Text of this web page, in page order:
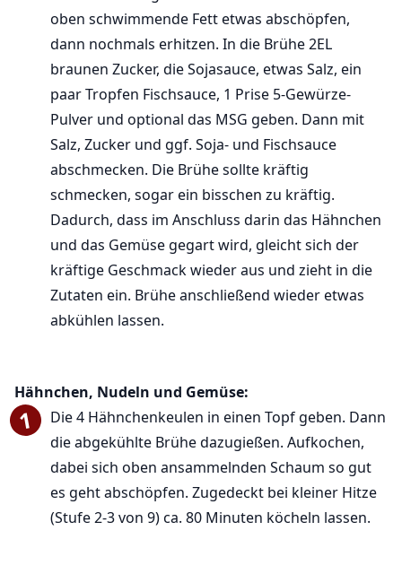
oben schwimmende Fett etwas abschöpfen,
dann nochmals erhitzen. In die Brühe 2EL
braunen Zucker, die Sojasauce, etwas Salz, ein
paar Tropfen Fischsauce, 1 Prise 5-Gewürze-
Pulver und optional das MSG geben. Dann mit
Salz, Zucker und ggf. Soja- und Fischsauce
abschmecken. Die Brühe sollte kräftig
schmecken, sogar ein bisschen zu kräftig.
Dadurch, dass im Anschluss darin das Hähnchen
und das Gemüse gegart wird, gleicht sich der
kräftige Geschmack wieder aus und zieht in die
Zutaten ein. Brühe anschließend wieder etwas
abkühlen lassen.
Hähnchen, Nudeln und Gemüse:
Die 4 Hähnchenkeulen in einen Topf geben. Dann
die abgekühlte Brühe dazugießen. Aufkochen,
dabei sich oben ansammelnden Schaum so gut
es geht abschöpfen. Zugedeckt bei kleiner Hitze
(Stufe 2-3 von 9) ca. 80 Minuten köcheln lassen.